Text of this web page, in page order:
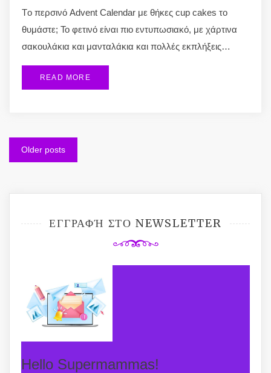
Tο περσινό Advent Calendar με θήκες cup cakes το
θυμάστε; Το φετινό είναι πιο εντυπωσιακό, με χάρτινα
σακουλάκια και μανταλάκια και πολλές εκπλήξεις…
READ MORE
Posts
Older posts
ΕΓΓΡΑΦΉ ΣΤΟ NEWSLETTER
Hello Supermammas!